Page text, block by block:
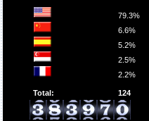
79.3%
6.6%
5.2%
2.5%
2.2%
Total: 124